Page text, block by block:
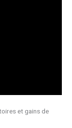
et gains de